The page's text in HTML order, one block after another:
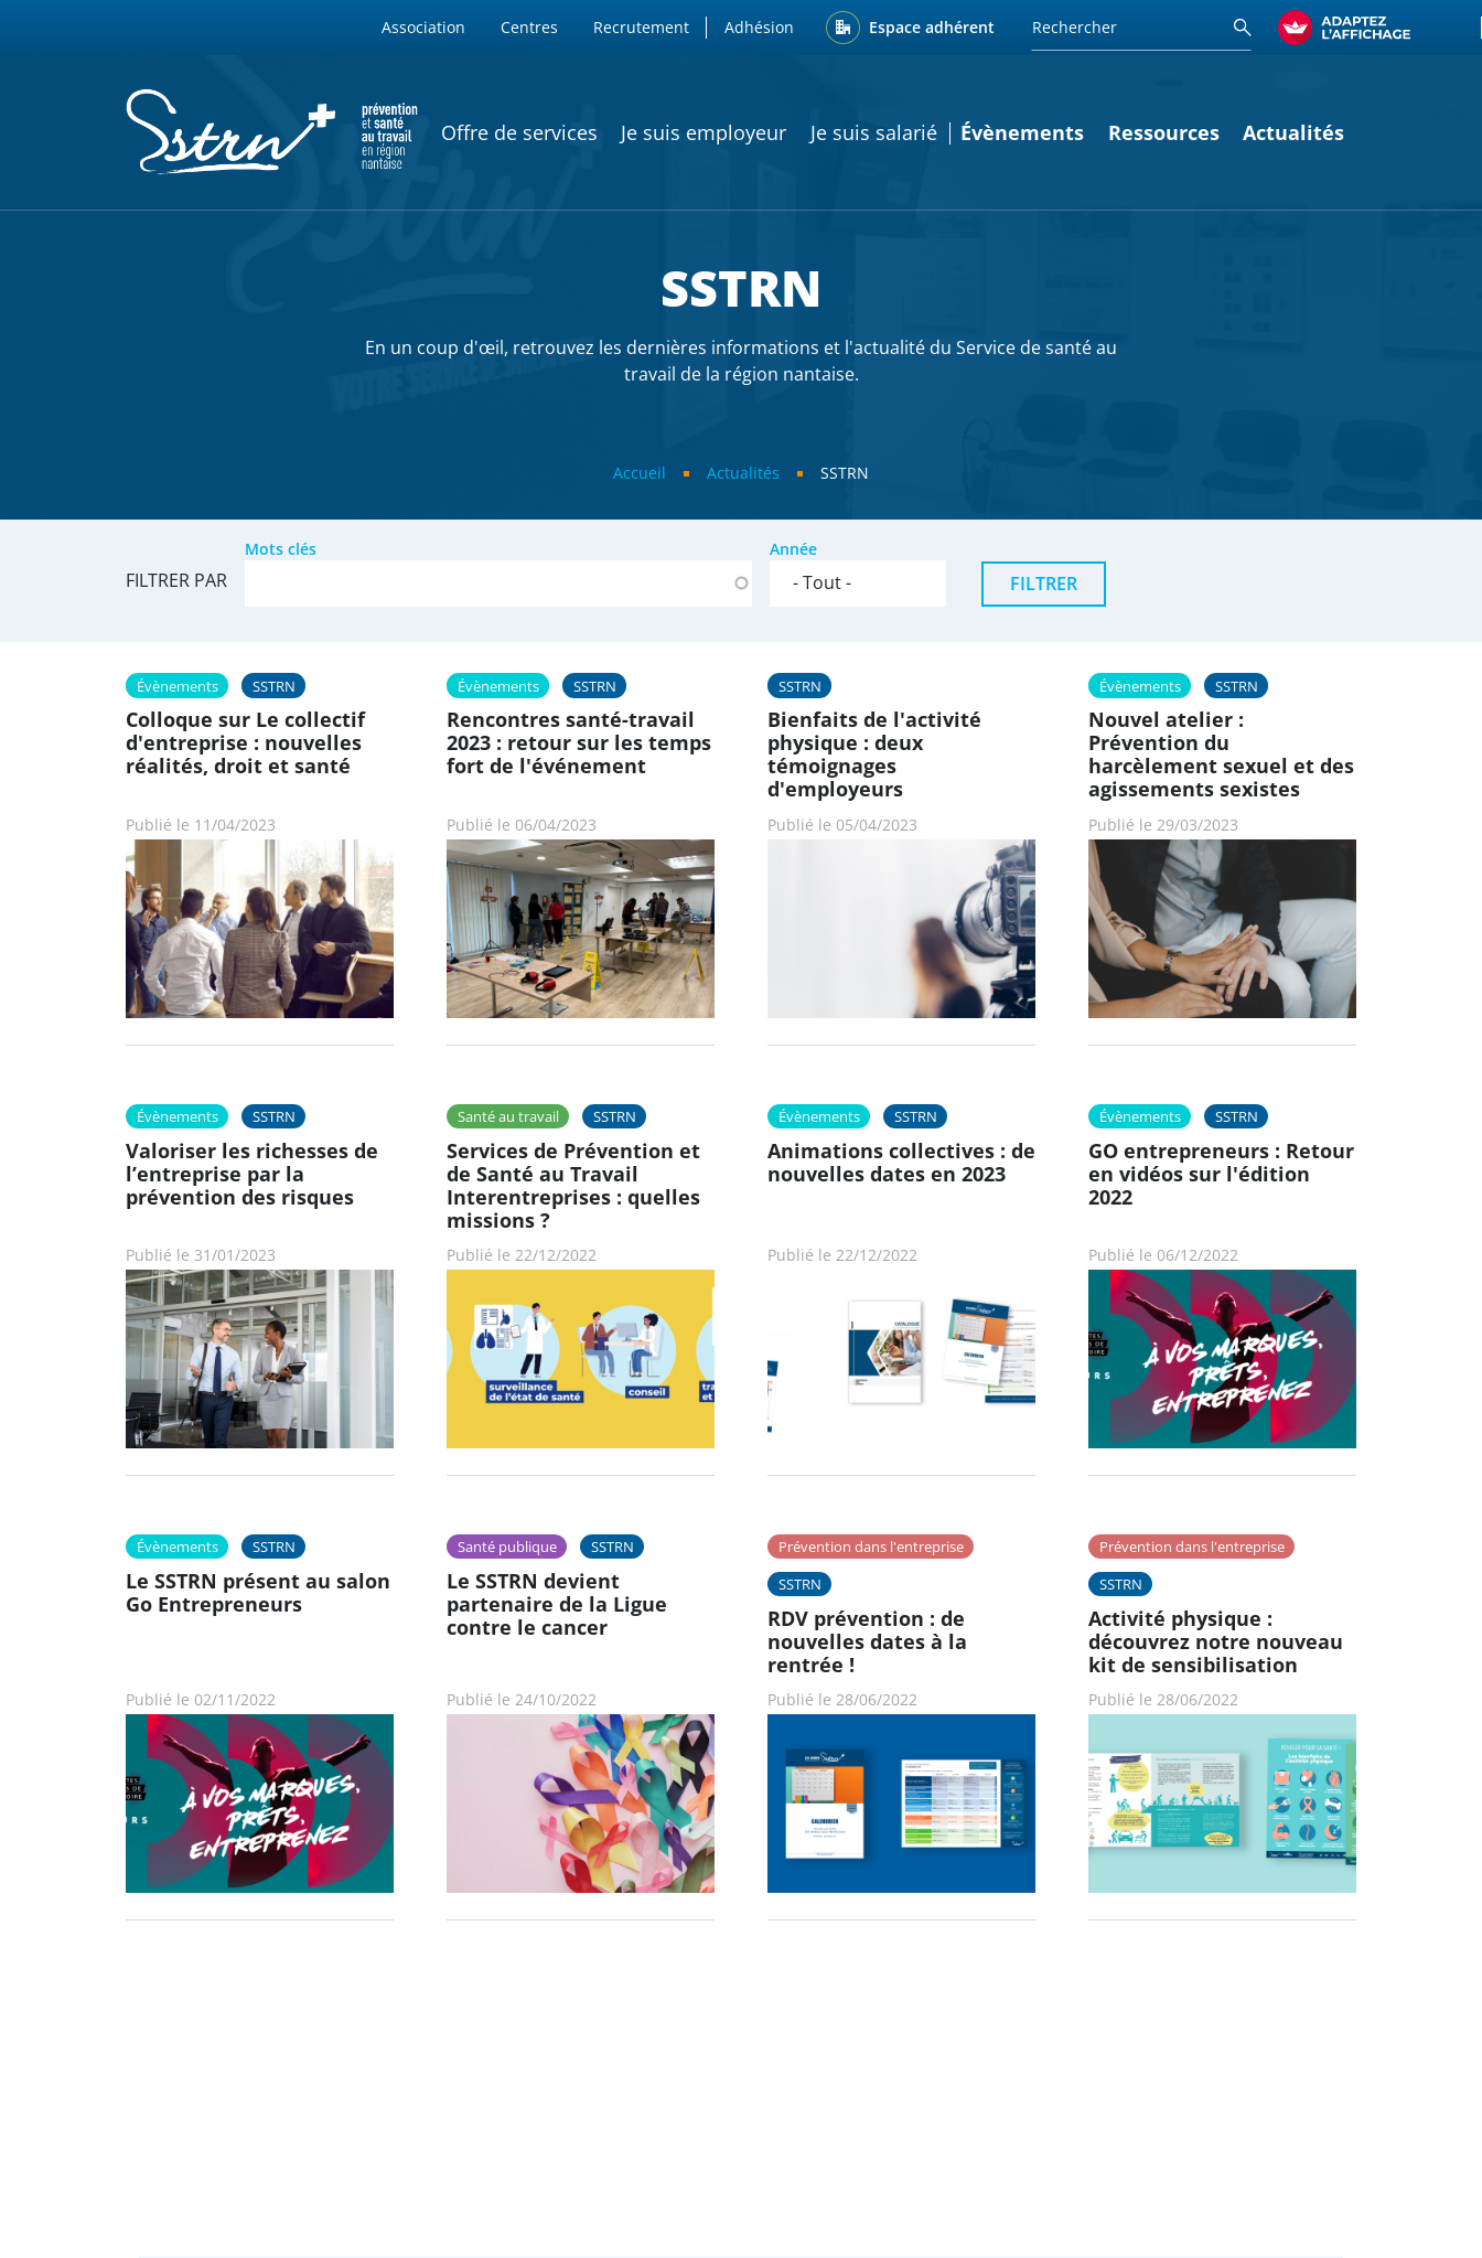
Association Centres Recrutement Adhésion Espace adhérent
Offre de services Je suis employeur Je suis salarié Évènements Ressources Actualités
SSTRN
En un coup d'œil, retrouvez les dernières informations et l'actualité du Service de santé au
travail de la région nantaise.
Accueil Actualités SSTRN
FILTRER PAR
Mots clés Année
Évènements SSTRN
Colloque sur Le collectif
d'entreprise : nouvelles
réalités, droit et santé
Publié le 11/04/2023
Évènements SSTRN
Rencontres santé-travail
2023 : retour sur les temps
fort de l'événement
Publié le 06/04/2023
SSTRN
Bienfaits de l'activité
physique : deux
témoignages
d'employeurs
Publié le 05/04/2023
Évènements SSTRN
Nouvel atelier :
Prévention du
harcèlement sexuel et des
agissements sexistes
Publié le 29/03/2023
Évènements SSTRN
Valoriser les richesses de
l’entreprise par la
prévention des risques
Publié le 31/01/2023
Santé au travail SSTRN
Services de Prévention et
de Santé au Travail
Interentreprises : quelles
missions ?
Publié le 22/12/2022
Évènements SSTRN
Animations collectives : de
nouvelles dates en 2023
Publié le 22/12/2022
Évènements SSTRN
GO entrepreneurs : Retour
en vidéos sur l'édition
2022
Publié le 06/12/2022
Évènements SSTRN
Le SSTRN présent au salon
Go Entrepreneurs
Publié le 02/11/2022
Santé publique SSTRN
Le SSTRN devient
partenaire de la Ligue
contre le cancer
Publié le 24/10/2022
Prévention dans l'entreprise
SSTRN
RDV prévention : de
nouvelles dates à la
rentrée !
Publié le 28/06/2022
Prévention dans l'entreprise
SSTRN
Activité physique :
découvrez notre nouveau
kit de sensibilisation
Publié le 28/06/2022